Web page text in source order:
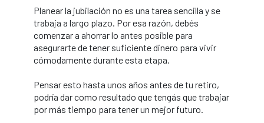
Planear la jubilación no es una tarea sencilla y se
trabaja a largo plazo. Por esa razón, debés
comenzar a ahorrar lo antes posible para
asegurarte de tener suficiente dinero para vivir
cómodamente durante esta etapa.
Pensar esto hasta unos años antes de tu retiro,
podría dar como resultado que tengás que trabajar
por más tiempo para tener un mejor futuro.